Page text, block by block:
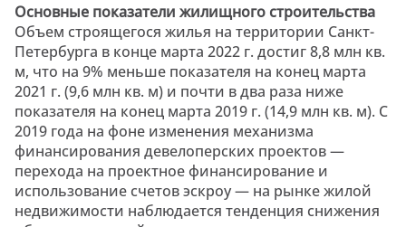
Основные показатели жилищного строительства
Объем строящегося жилья на территории Санкт-
Петербурга в конце марта 2022 г. достиг 8,8 млн кв.
м, что на 9% меньше показателя на конец марта
2021 г. (9,6 млн кв. м) и почти в два раза ниже
показателя на конец марта 2019 г. (14,9 млн кв. м). С
2019 года на фоне изменения механизма
финансирования девелоперских проектов —
перехода на проектное финансирование и
использование счетов эскроу — на рынке жилой
недвижимости наблюдается тенденция снижения